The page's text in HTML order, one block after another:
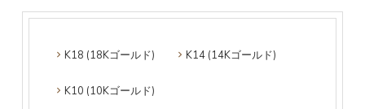
K18 (18Kゴールド) K14 (14Kゴールド)
K10 (10Kゴールド)